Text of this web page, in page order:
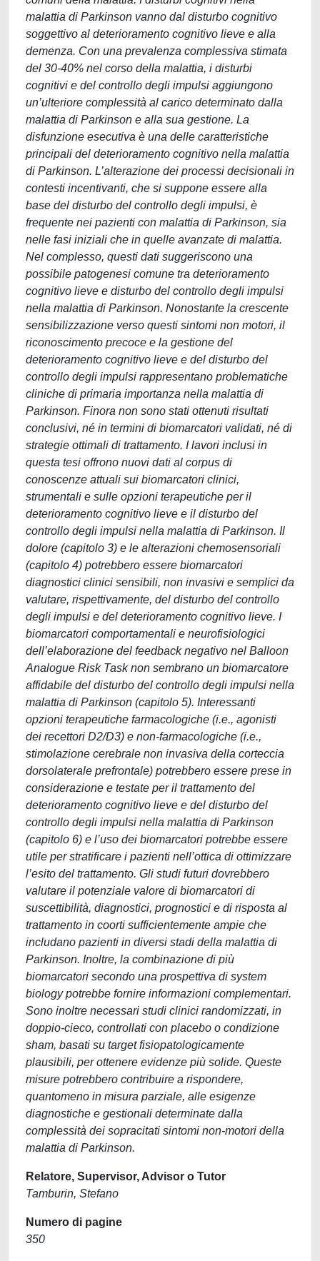
malattia di Parkinson vanno dal disturbo cognitivo
soggettivo al deterioramento cognitivo lieve e alla
demenza. Con una prevalenza complessiva stimata
del 30-40% nel corso della malattia, i disturbi
cognitivi e del controllo degli impulsi aggiungono
un’ulteriore complessità al carico determinato dalla
malattia di Parkinson e alla sua gestione. La
disfunzione esecutiva è una delle caratteristiche
principali del deterioramento cognitivo nella malattia
di Parkinson. L’alterazione dei processi decisionali in
contesti incentivanti, che si suppone essere alla
base del disturbo del controllo degli impulsi, è
frequente nei pazienti con malattia di Parkinson, sia
nelle fasi iniziali che in quelle avanzate di malattia.
Nel complesso, questi dati suggeriscono una
possibile patogenesi comune tra deterioramento
cognitivo lieve e disturbo del controllo degli impulsi
nella malattia di Parkinson. Nonostante la crescente
sensibilizzazione verso questi sintomi non motori, il
riconoscimento precoce e la gestione del
deterioramento cognitivo lieve e del disturbo del
controllo degli impulsi rappresentano problematiche
cliniche di primaria importanza nella malattia di
Parkinson. Finora non sono stati ottenuti risultati
conclusivi, né in termini di biomarcatori validati, né di
strategie ottimali di trattamento. I lavori inclusi in
questa tesi offrono nuovi dati al corpus di
conoscenze attuali sui biomarcatori clinici,
strumentali e sulle opzioni terapeutiche per il
deterioramento cognitivo lieve e il disturbo del
controllo degli impulsi nella malattia di Parkinson. Il
dolore (capitolo 3) e le alterazioni chemosensoriali
(capitolo 4) potrebbero essere biomarcatori
diagnostici clinici sensibili, non invasivi e semplici da
valutare, rispettivamente, del disturbo del controllo
degli impulsi e del deterioramento cognitivo lieve. I
biomarcatori comportamentali e neurofisiologici
dell’elaborazione del feedback negativo nel Balloon
Analogue Risk Task non sembrano un biomarcatore
affidabile del disturbo del controllo degli impulsi nella
malattia di Parkinson (capitolo 5). Interessanti
opzioni terapeutiche farmacologiche (i.e., agonisti
dei recettori D2/D3) e non-farmacologiche (i.e.,
stimolazione cerebrale non invasiva della corteccia
dorsolaterale prefrontale) potrebbero essere prese in
considerazione e testate per il trattamento del
deterioramento cognitivo lieve e del disturbo del
controllo degli impulsi nella malattia di Parkinson
(capitolo 6) e l’uso dei biomarcatori potrebbe essere
utile per stratificare i pazienti nell’ottica di ottimizzare
l’esito del trattamento. Gli studi futuri dovrebbero
valutare il potenziale valore di biomarcatori di
suscettibilità, diagnostici, prognostici e di risposta al
trattamento in coorti sufficientemente ampie che
includano pazienti in diversi stadi della malattia di
Parkinson. Inoltre, la combinazione di più
biomarcatori secondo una prospettiva di system
biology potrebbe fornire informazioni complementari.
Sono inoltre necessari studi clinici randomizzati, in
doppio-cieco, controllati con placebo o condizione
sham, basati su target fisiopatologicamente
plausibili, per ottenere evidenze più solide. Queste
misure potrebbero contribuire a rispondere,
quantomeno in misura parziale, alle esigenze
diagnostiche e gestionali determinate dalla
complessità dei sopracitati sintomi non-motori della
malattia di Parkinson.
Relatore, Supervisor, Advisor o Tutor
Tamburin, Stefano
Numero di pagine
350